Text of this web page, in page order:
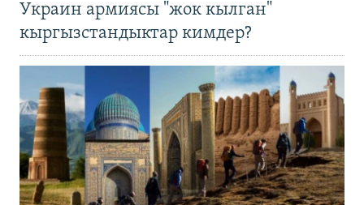
Украин армиясы "жок кылган"
кыргызстандыктар кимдер?